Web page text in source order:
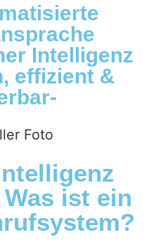
Intelligenz
effizient &
ist ein